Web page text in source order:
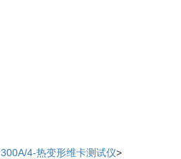
300A/4-热变形维卡测试仪>